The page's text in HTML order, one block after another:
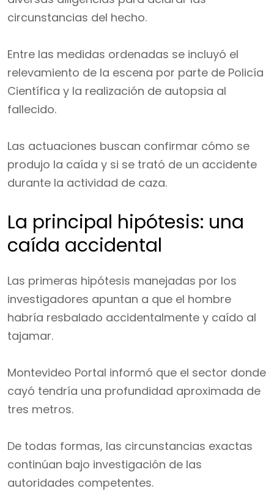
circunstancias del hecho.
Entre las medidas ordenadas se incluyó el
relevamiento de la escena por parte de Policía
Científica y la realización de autopsia al
fallecido.
Las actuaciones buscan confirmar cómo se
produjo la caída y si se trató de un accidente
durante la actividad de caza.
La principal hipótesis: una
caída accidental
Las primeras hipótesis manejadas por los
investigadores apuntan a que el hombre
habría resbalado accidentalmente y caído al
tajamar.
Montevideo Portal informó que el sector donde
cayó tendría una profundidad aproximada de
tres metros.
De todas formas, las circunstancias exactas
continúan bajo investigación de las
autoridades competentes.